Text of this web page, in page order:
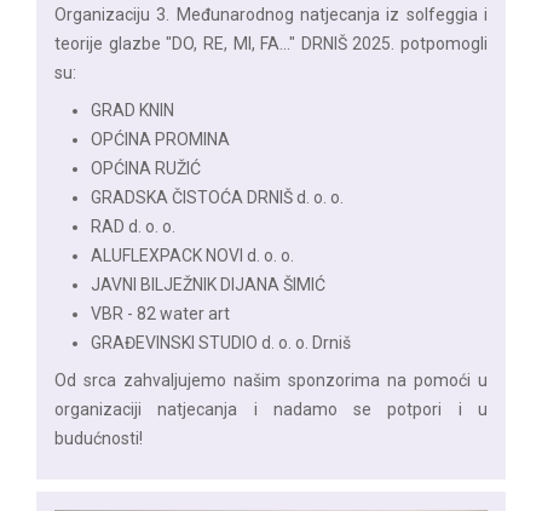
Organizaciju 3. Međunarodnog natjecanja iz solfeggia i
teorije glazbe "DO, RE, MI, FA..." DRNIŠ 2025. potpomogli
su:
GRAD KNIN
OPĆINA PROMINA
OPĆINA RUŽIĆ
GRADSKA ČISTOĆA DRNIŠ d. o. o.
RAD d. o. o.
ALUFLEXPACK NOVI d. o. o.
JAVNI BILJEŽNIK DIJANA ŠIMIĆ
VBR - 82 water art
GRAĐEVINSKI STUDIO d. o. o. Drniš
Od srca zahvaljujemo našim sponzorima na pomoći u
organizaciji natjecanja i nadamo se potpori i u
budućnosti!